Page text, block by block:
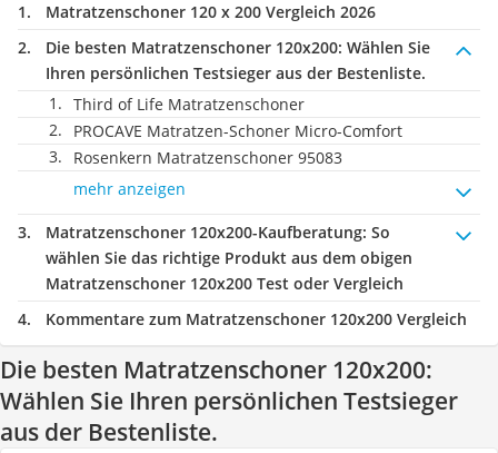
Matratzenschoner 120 x 200 Vergleich 2026
Die besten Matratzenschoner 120x200: Wählen Sie
Ihren persönlichen Testsieger aus der Bestenliste.
Third of Life Matratzenschoner
PROCAVE Matratzen-Schoner Micro-Comfort
Rosenkern Matratzenschoner 95083
mehr anzeigen
Matratzenschoner 120x200-Kaufberatung: So
wählen Sie das richtige Produkt aus dem obigen
Matratzenschoner 120x200 Test oder Vergleich
Kommentare zum Matratzenschoner 120x200 Vergleich
Die besten Matratzenschoner 120x200:
Wählen Sie Ihren persönlichen Testsieger
aus der Bestenliste.